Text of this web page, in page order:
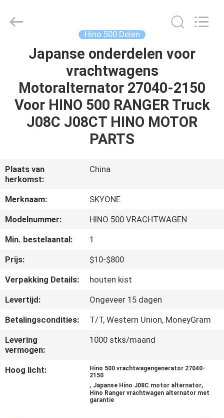
HUIS
PRODUCTEN
ONGEVEER
FABRIEKSREIS
KWALITEITSCONTROLE
ONS
NIEUWS
OM EEN
CITAAT
SITEMAP
Hino 500 Delen
Japanse onderdelen voor
vrachtwagens
Motoralternator 27040-2150
Voor HINO 500 RANGER Truck
J08C J08CT HINO MOTOR
PARTS
Plaats van
herkomst:
China
Merknaam:
SKYONE
Modelnummer:
HINO 500 VRACHTWAGEN
Min. bestelaantal:
1
Prijs:
$10-$800
Verpakking Details:
houten kist
Levertijd:
Ongeveer 15 dagen
Betalingscondities:
T/T, Western Union, MoneyGram
Levering
vermogen:
1000 stks/maand
Hoog licht:
Hino 500 vrachtwagengenerator 27040-
2150
, Japanse Hino J08C motor alternator,
Hino Ranger vrachtwagen alternator met
garantie